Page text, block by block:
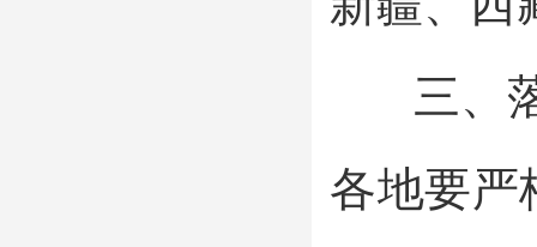
三、落
各地要严